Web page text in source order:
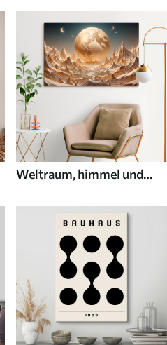
Weltraum, himmel und